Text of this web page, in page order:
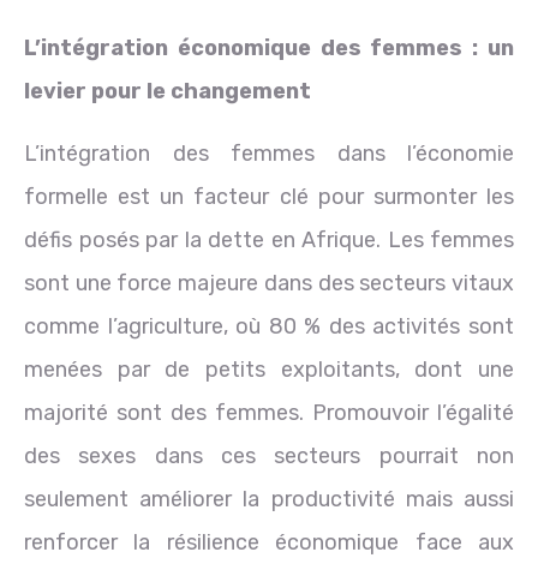
L’intégration économique des femmes : un
levier pour le changement
L’intégration des femmes dans l’économie
formelle est un facteur clé pour surmonter les
défis posés par la dette en Afrique. Les femmes
sont une force majeure dans des secteurs vitaux
comme l’agriculture, où 80 % des activités sont
menées par de petits exploitants, dont une
majorité sont des femmes. Promouvoir l’égalité
des sexes dans ces secteurs pourrait non
seulement améliorer la productivité mais aussi
renforcer la résilience économique face aux